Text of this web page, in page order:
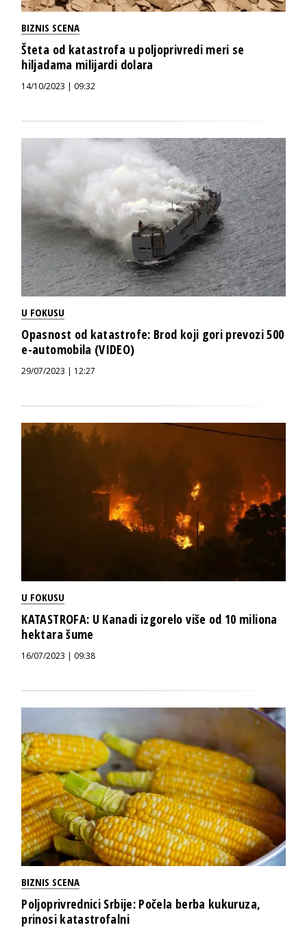
BIZNIS SCENA
Šteta od katastrofa u poljoprivredi meri se
hiljadama milijardi dolara
14/10/2023 | 09:32
U FOKUSU
Opasnost od katastrofe: Brod koji gori prevozi 500
e-automobila (VIDEO)
29/07/2023 | 12:27
U FOKUSU
KATASTROFA: U Kanadi izgorelo više od 10 miliona
hektara šume
16/07/2023 | 09:38
BIZNIS SCENA
Poljoprivrednici Srbije: Počela berba kukuruza,
prinosi katastrofalni